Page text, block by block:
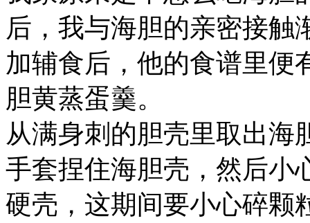
后，我与海胆的亲密接触
加辅食后，他的食谱里
胆黄蒸蛋羹。
从满身刺的胆壳里取出海
手套捏住海胆壳，然后小
硬壳，这期间要小心碎颗